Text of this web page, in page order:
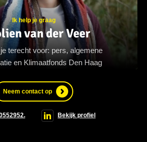
Ik help je graag
van der Veer
terecht voor: pers, algemene
en Klimaatfonds Den Haag
Neem contact op
Bekijk profiel